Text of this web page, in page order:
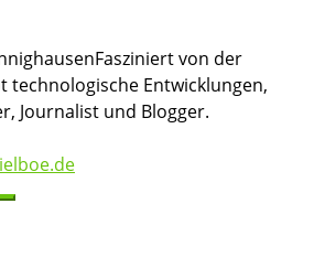
Fasziniert von der
technologische Entwicklungen,
Journalist und Blogger.